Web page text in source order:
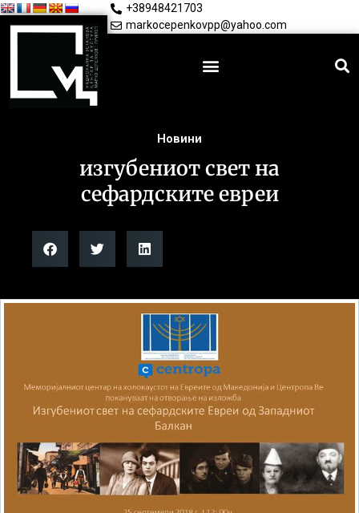
+38948421703
markocepenkovpp@yahoo.com
Новини
изгубениот свет на
сефардските евреи